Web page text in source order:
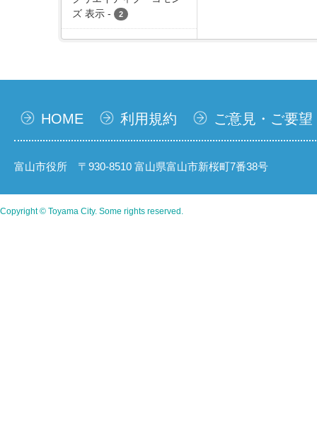
ズ 表示 - 2
HOME 利用規約 ご意見・ご要望
富山市役所 〒930-8510 富山県富山市新桜町7番38号
Copyright © Toyama City. Some rights reserved.